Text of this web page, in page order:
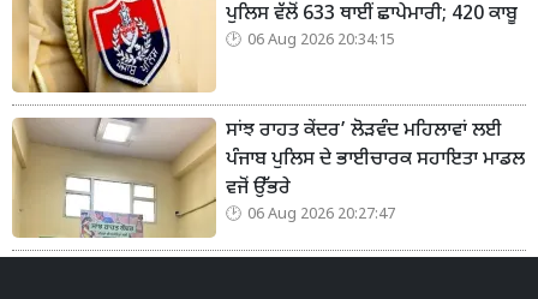
ਪੁਲਿਸ ਵੱਲੋਂ 633 ਥਾਈਂ ਛਾਪੇਮਾਰੀ; 420 ਕਾਬੂ
06 Aug 2026 20:34:15
ਸਾਂਝ ਰਾਹਤ ਕੇਂਦਰ’ ਲੋੜਵੰਦ ਮਹਿਲਾਵਾਂ ਲਈ
ਪੰਜਾਬ ਪੁਲਿਸ ਦੇ ਭਾਈਚਾਰਕ ਸਹਾਇਤਾ ਮਾਡਲ
ਵਜੋਂ ਉੱਭਰੇ
06 Aug 2026 20:27:47